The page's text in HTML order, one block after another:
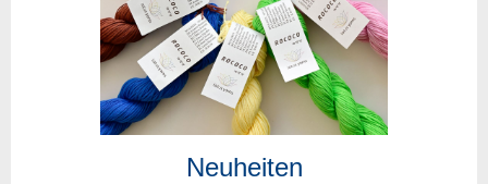
Neuheiten